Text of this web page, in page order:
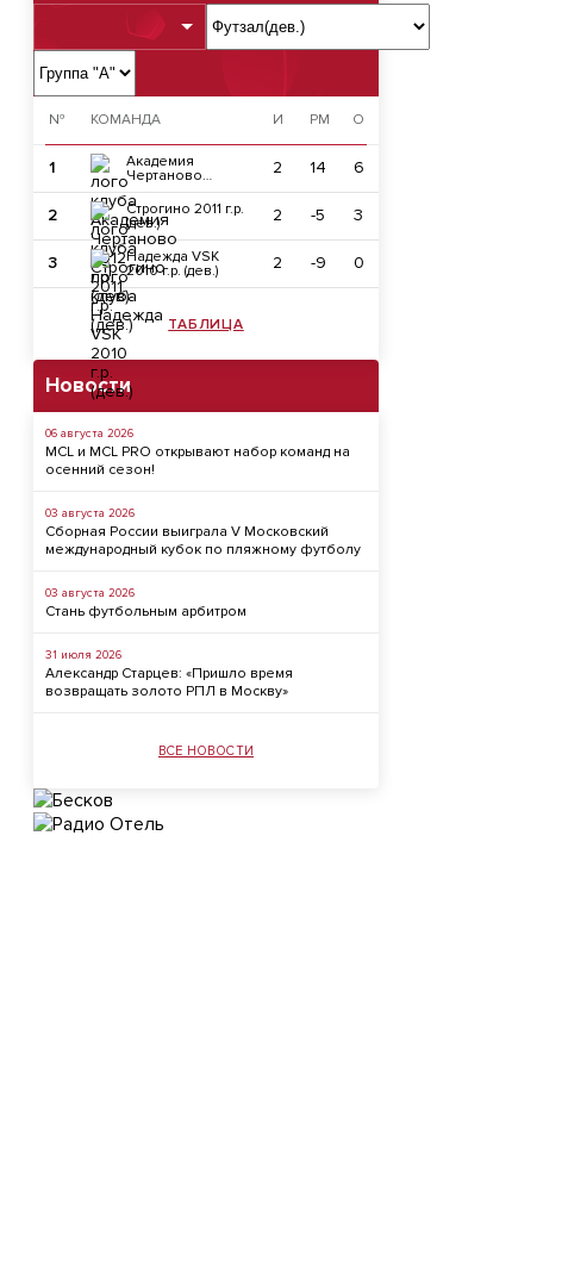
№ КОМАНДА И РМ О
1
Академия
Чертаново
2012 г.р. (дев)
2 14 6
2
Строгино 2011 г.р.
(дев.)
2 -5 3
3
Надежда VSK
2010 г.р. (дев.)
2 -9 0
ТАБЛИЦА
Новости
06 августа 2026
MCL и MCL PRO открывают набор команд на
осенний сезон!
03 августа 2026
Сборная России выиграла V Московский
международный кубок по пляжному футболу
03 августа 2026
Стань футбольным арбитром
31 июля 2026
Александр Старцев: «Пришло время
возвращать золото РПЛ в Москву»
ВСЕ НОВОСТИ